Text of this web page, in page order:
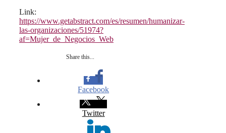
Link:
https://www.getabstract.com/es/resumen/humanizar-
las-organizaciones/51974?
af=Mujer_de_Negocios_Web
Share this...
Facebook
Twitter